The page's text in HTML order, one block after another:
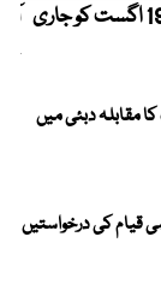
کیریبین پریمیئر لیگ ، قومی کرکٹرز کو این او سی 19 اگست کو جاری
بھارت کا مقابلہ دبئی میں
قیام کی درخواستیں